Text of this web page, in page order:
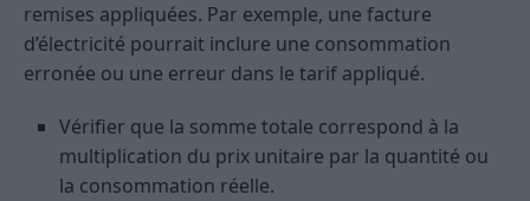
remises appliquées. Par exemple, une facture
d’électricité pourrait inclure une consommation
erronée ou une erreur dans le tarif appliqué.
Vérifier que la somme totale correspond à la
multiplication du prix unitaire par la quantité ou
la consommation réelle.